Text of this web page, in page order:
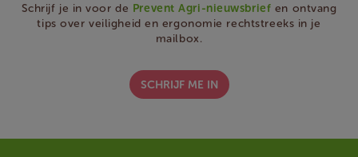
Schrijf je in voor de Prevent Agri-nieuwsbrief en ontvang
tips over veiligheid en ergonomie rechtstreeks in je
mailbox.
SCHRIJF ME IN